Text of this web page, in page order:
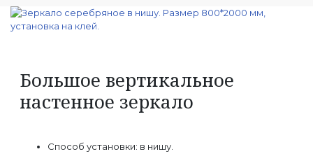
Большое вертикальное
настенное зеркало
Способ установки: в нишу.